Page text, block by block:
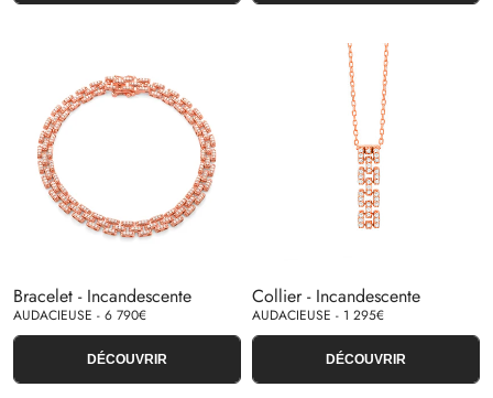
Bracelet - Incandescente
AUDACIEUSE - 6 790€
DÉCOUVRIR
Collier - Incandescente
AUDACIEUSE - 1 295€
DÉCOUVRIR